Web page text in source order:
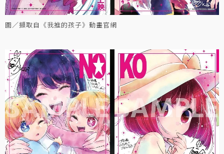
圖／擷取自《我推的孩子》動畫官網